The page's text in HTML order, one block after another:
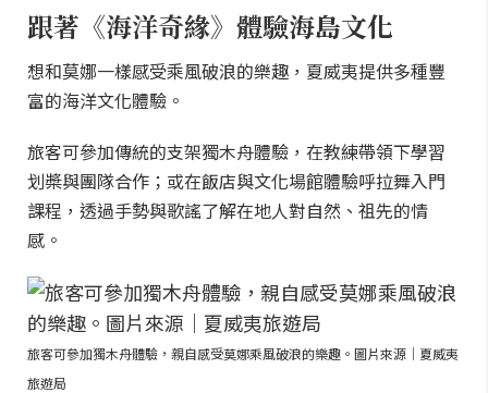
跟著《海洋奇緣》體驗海島文化
想和莫娜一樣感受乘風破浪的樂趣，夏威夷提供多種豐
富的海洋文化體驗。
旅客可參加傳統的支架獨木舟體驗，在教練帶領下學習
划槳與團隊合作；或在飯店與文化場館體驗呼拉舞入門
課程，透過手勢與歌謠了解在地人對自然、祖先的情
感。
旅客可參加獨木舟體驗，親自感受莫娜乘風破浪的樂趣。圖片來源｜夏威夷
旅遊局